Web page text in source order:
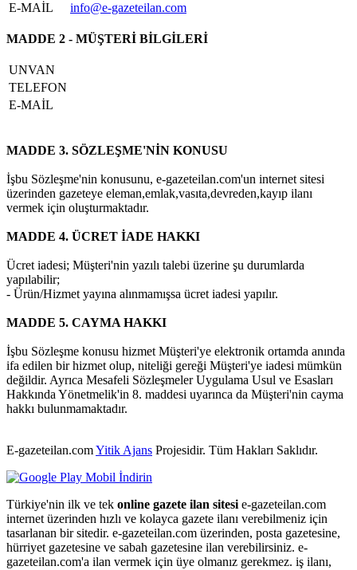
E-MAİL
info@e-gazeteilan.com
MADDE 2 - MÜŞTERİ BİLGİLERİ
UNVAN
TELEFON
E-MAİL
MADDE 3. SÖZLEŞME'NİN KONUSU
İşbu Sözleşme'nin konusunu, e-gazeteilan.com'un internet sitesi
üzerinden gazeteye eleman,emlak,vasıta,devreden,kayıp ilanı
vermek için oluşturmaktadır.
MADDE 4. ÜCRET İADE HAKKI
Ücret iadesi; Müşteri'nin yazılı talebi üzerine şu durumlarda
yapılabilir;
- Ürün/Hizmet yayına alınmamışsa ücret iadesi yapılır.
MADDE 5. CAYMA HAKKI
İşbu Sözleşme konusu hizmet Müşteri'ye elektronik ortamda anında
ifa edilen bir hizmet olup, niteliği gereği Müşteri'ye iadesi mümkün
değildir. Ayrıca Mesafeli Sözleşmeler Uygulama Usul ve Esasları
Hakkında Yönetmelik'in 8. maddesi uyarınca da Müşteri'nin cayma
hakkı bulunmamaktadır.
E-gazeteilan.comYitik Ajans Projesidir. Tüm Hakları Saklıdır.
Türkiye'nin ilk ve tek online gazete ilan sitesi e-gazeteilan.com
internet üzerinden hızlı ve kolayca gazete ilanı verebilmeniz için
tasarlanan bir sitedir. e-gazeteilan.com üzerinden, posta gazetesine,
hürriyet gazetesine ve sabah gazetesine ilan verebilirsiniz. e-
gazeteilan.com'a ilan vermek için üye olmanız gerekmez. iş ilanı,